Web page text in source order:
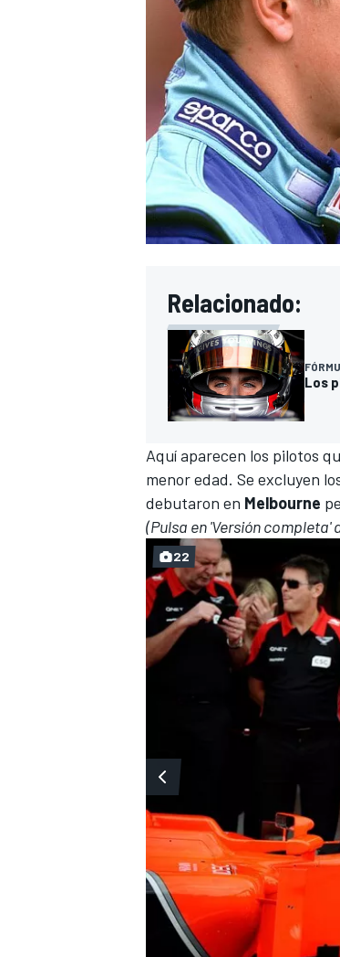
Relacionado:
Los
Aquí aparecen los pilotos
menor edad. Se excluyen
debutaron en Melbourne
(Pulsa en 'Versión
22